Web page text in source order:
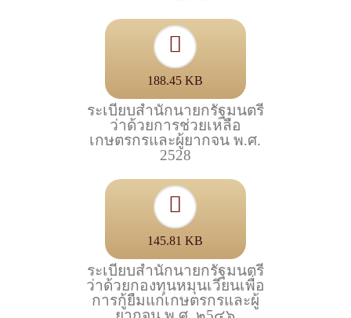
188.45 KB
ระเบียบสำนักนายกรัฐมนตรี
ว่าด้วยการช่วยเหลือ
เกษตรกรและผู้ยากจน พ.ศ.
2528
145.81 KB
ระเบียบสำนักนายกรัฐมนตรี
ว่าด้วยกองทุนหมุนเวียนเพื่อ
การกู้ยืมแก่เกษตรกรและผู้